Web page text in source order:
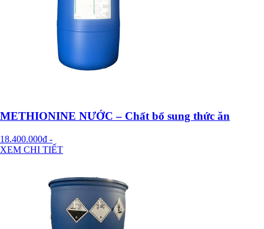
METHIONINE NƯỚC – Chất bổ sung thức ăn
18.400.000đ -
XEM CHI TIẾT